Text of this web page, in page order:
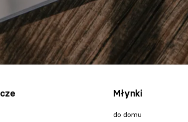
Młynki
do domu